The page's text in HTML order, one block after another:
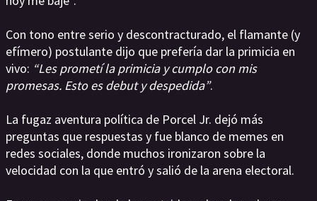
Con tono entre serio y descontracturado, el flamante (y
efímero) postulante dijo que prefería dar la primicia en
vivo: “Les prometí la primicia y cumplo con mis
promesas. Esto es debut y despedida”.
La fugaz aventura política de Porcel Jr. dejó más
preguntas que respuestas y fue blanco de memes en
redes sociales, donde muchos ironizaron sobre la
velocidad con la que entró y salió de la arena electoral.